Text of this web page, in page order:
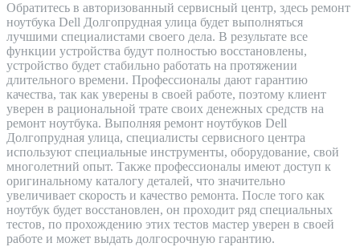
Обратитесь в авторизованный сервисный центр, здесь ремонт
ноутбука Dell Долгопрудная улица будет выполняться
лучшими специалистами своего дела. В результате все
функции устройства будут полностью восстановлены,
устройство будет стабильно работать на протяжении
длительного времени. Профессионалы дают гарантию
качества, так как уверены в своей работе, поэтому клиент
уверен в рациональной трате своих денежных средств на
ремонт ноутбука. Выполняя ремонт ноутбуков Dell
Долгопрудная улица, специалисты сервисного центра
используют специальные инструменты, оборудование, свой
многолетний опыт. Также профессионалы имеют доступ к
оригинальному каталогу деталей, что значительно
увеличивает скорость и качество ремонта. После того как
ноутбук будет восстановлен, он проходит ряд специальных
тестов, по прохождению этих тестов мастер уверен в своей
работе и может выдать долгосрочную гарантию.